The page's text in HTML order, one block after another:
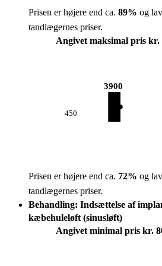
Prisen er højere end ca. 89% og
tandlægernes priser.
Angivet maksimal pris kr.
450
3900
Prisen er højere end ca. 72% og
tandlægernes priser.
Behandling: Indsættelse af
kæbehuleløft (sinusløft)
Angivet minimal pris kr.